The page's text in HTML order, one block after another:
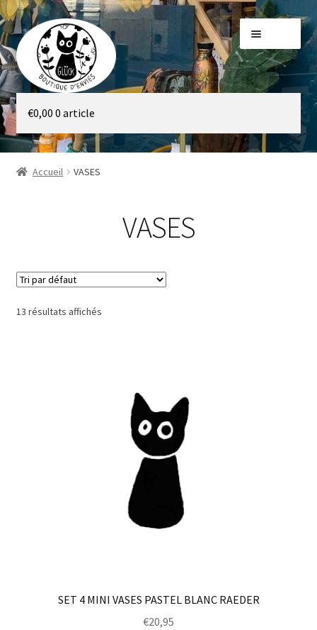
Aller
à
la
navigation
Aller
au
contenu
Galerie
Boutique
€0,00 0 article
Accueil VASES
VASES
13 résultats affichés
SET 4 MINI VASES PASTEL BLANC RAEDER
€20,95